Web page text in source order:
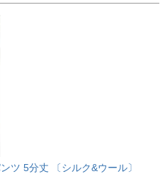
ツ 5分丈 〔シルク&ウール〕